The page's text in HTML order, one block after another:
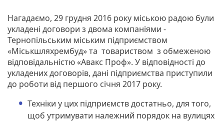
Нагадаємо, 29 грудня 2016 року міською радою були
укладені договори з двома компаніями -
Тернопільським міським підприємством
«Міськшляхрембуд» та товариством з обмеженою
відповідальністю «Авакс Проф». У відповідності до
укладених договорів, дані підприємства приступили
до роботи від першого січня 2017 року.
Техніки у цих підприємств достатньо, для того,
щоб утримувати належний порядок на вулицях